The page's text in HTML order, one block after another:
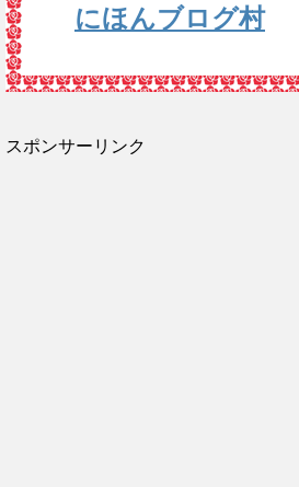
にほんブログ村
スポンサーリンク